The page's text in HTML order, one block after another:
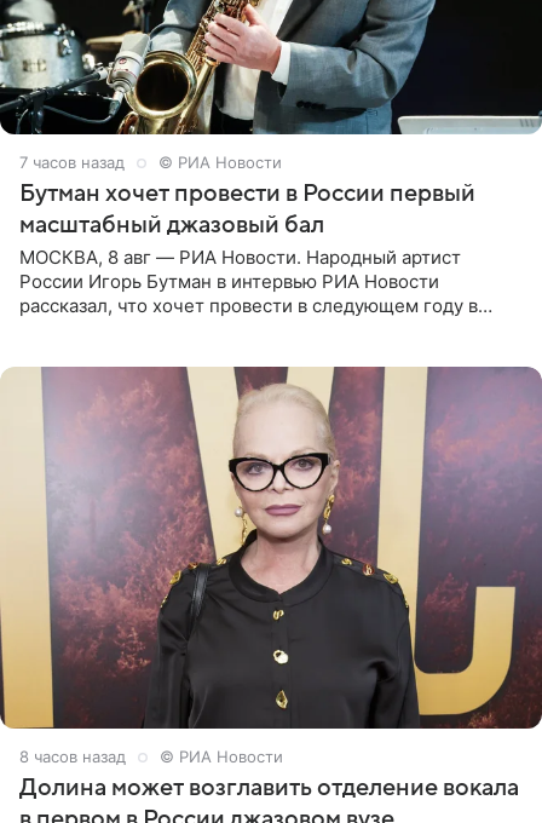
7 часов назад © РИА Новости
Бутман хочет провести в России первый
масштабный джазовый бал
МОСКВА, 8 авг — РИА Новости. Народный артист
России Игорь Бутман в интервью РИА Новости
рассказал, что хочет провести в следующем году в
8 часов назад © РИА Новости
Долина может возглавить отделение вокала